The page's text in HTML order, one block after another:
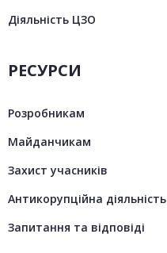
Діяльність ЦЗО
РЕСУРСИ
Розробникам
Майданчикам
Захист учасників
Антикорупційна діяльність
Запитання та відповіді